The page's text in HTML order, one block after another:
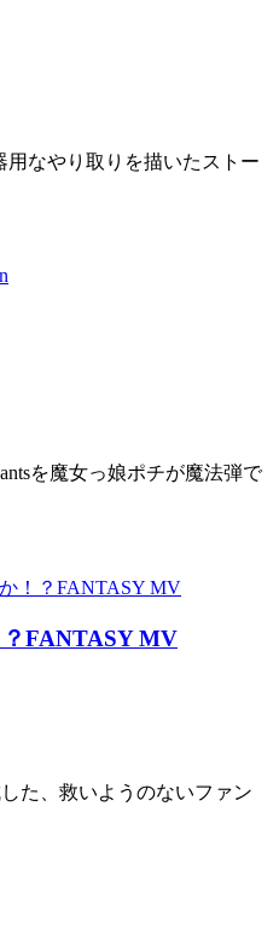
なやり取りを描いたストー
を魔女っ娘ポチが魔法弾で
FANTASY MV
た、救いようのないファン